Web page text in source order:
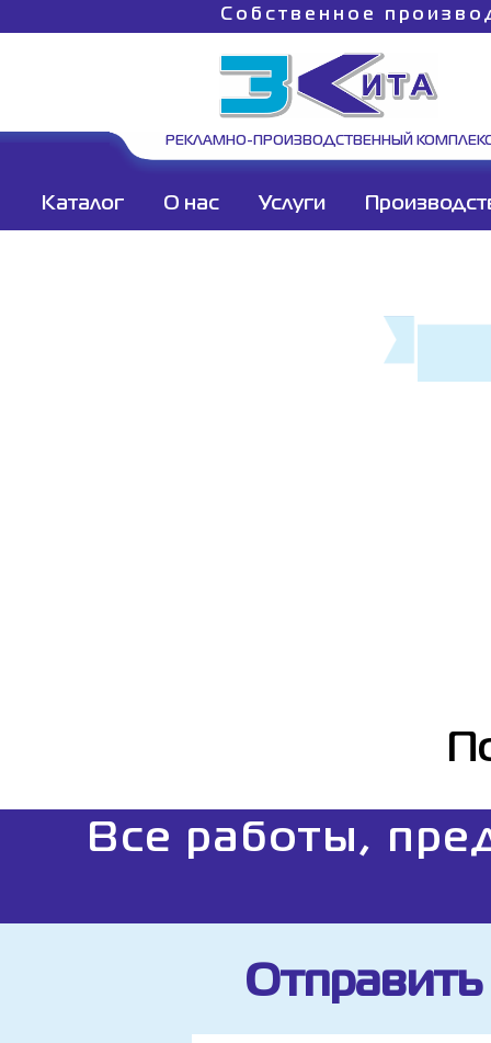
Собственное
РЕКЛАМНО-ПРОИЗВОДСТВЕННЫЙ
Каталог О нас Услуги
Все работы,
Отправить